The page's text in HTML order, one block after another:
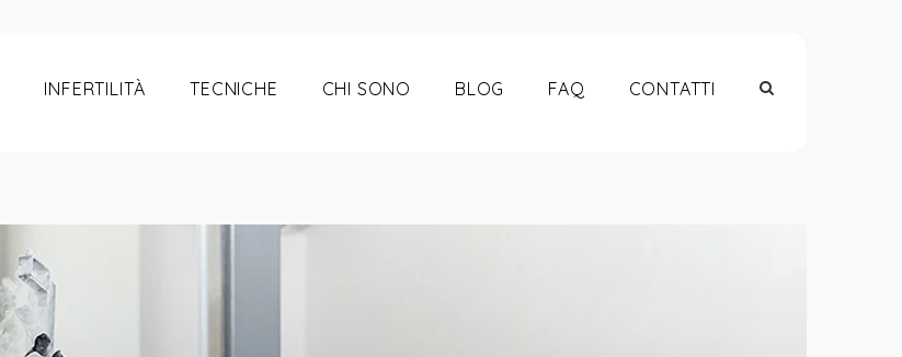
INFERTILITÀ TECNICHE CHI SONO BLOG FAQ CONTATTI